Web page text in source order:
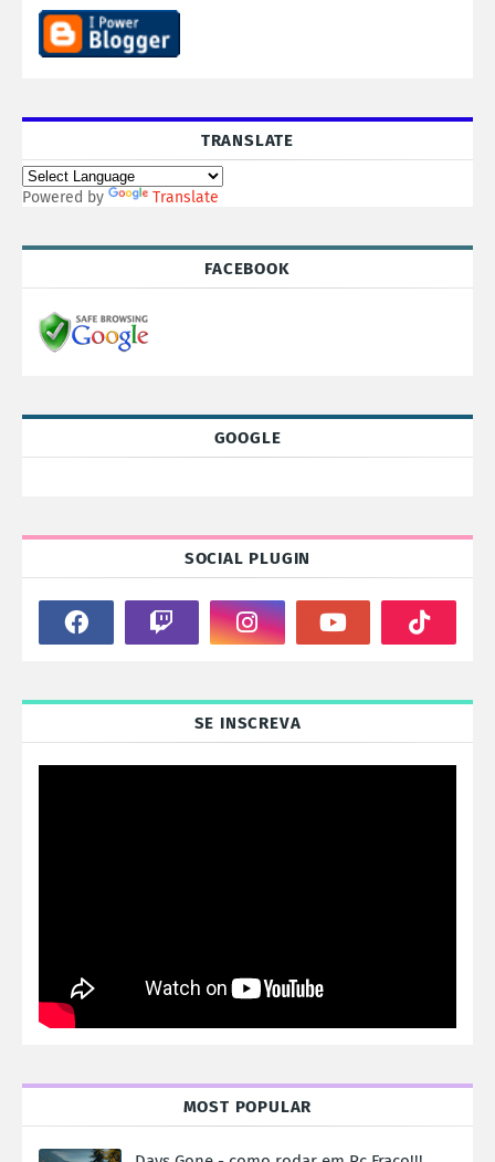
TRANSLATE
Powered by Translate
FACEBOOK
GOOGLE
SOCIAL PLUGIN
SE INSCREVA
MOST POPULAR